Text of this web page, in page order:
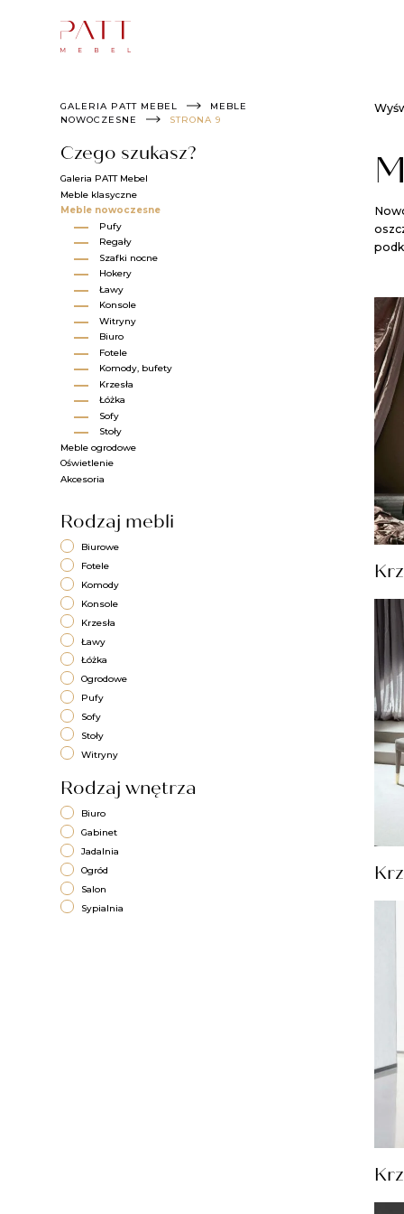
GALERIA PATT MEBEL
MEBLE
NOWOCZESNE
STRONA 9
Czego szukasz?
Galeria PATT Mebel
Meble klasyczne
Meble nowoczesne
Pufy
Regały
Szafki nocne
Hokery
Ławy
Konsole
Witryny
Biuro​
Fotele​
Komody, bufety​
Krzesła​
Łóżka​
Sofy​
Stoły​
Meble ogrodowe
Oświetlenie
Akcesoria
Rodzaj mebli
Biurowe
Fotele
Komody
Konsole
Krzesła
Ławy
Łóżka
Ogrodowe
Pufy
Sofy
Stoły
Witryny
Rodzaj wnętrza
Biuro
Gabinet
Jadalnia
Ogród
Salon
Sypialnia